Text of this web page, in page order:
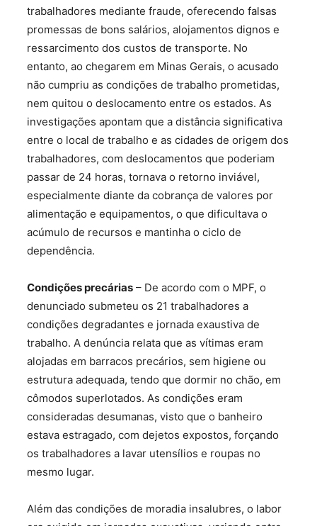
trabalhadores mediante fraude, oferecendo falsas
promessas de bons salários, alojamentos dignos e
ressarcimento dos custos de transporte. No
entanto, ao chegarem em Minas Gerais, o acusado
não cumpriu as condições de trabalho prometidas,
nem quitou o deslocamento entre os estados. As
investigações apontam que a distância significativa
entre o local de trabalho e as cidades de origem dos
trabalhadores, com deslocamentos que poderiam
passar de 24 horas, tornava o retorno inviável,
especialmente diante da cobrança de valores por
alimentação e equipamentos, o que dificultava o
acúmulo de recursos e mantinha o ciclo de
dependência.
Condições precárias– De acordo com o MPF, o
denunciado submeteu os 21 trabalhadores a
condições degradantes e jornada exaustiva de
trabalho. A denúncia relata que as vítimas eram
alojadas em barracos precários, sem higiene ou
estrutura adequada, tendo que dormir no chão, em
cômodos superlotados. As condições eram
consideradas desumanas, visto que o banheiro
estava estragado, com dejetos expostos, forçando
os trabalhadores a lavar utensílios e roupas no
mesmo lugar.
Além das condições de moradia insalubres, o labor